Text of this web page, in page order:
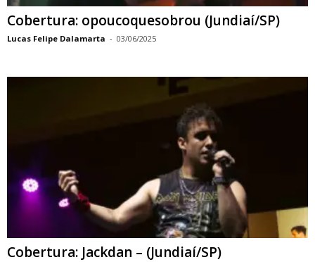
Cobertura: opoucoquesobrou (Jundiaí/SP)
Lucas Felipe Dalamarta - 03/06/2025
Cobertura: Jackdan – (Jundiaí/SP)